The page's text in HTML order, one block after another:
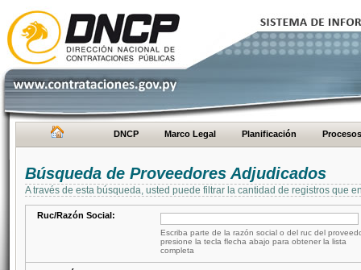
DNCP Marco Legal Planificación Procesos
Búsqueda de Proveedores Adjudicados
A través de esta búsqueda, usted puede filtrar la cantidad de registros que
Ruc/Razón Social:
Escriba parte de la razón social o del ruc del
presione la tecla flecha abajo para obtener la lista
completa